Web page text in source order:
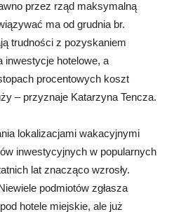
przez rząd maksymalną
ma od grudnia br.
trudności z pozyskaniem
inwestycje hotelowe, a
procentowych koszt
– przyznaje Katarzyna Tencza.
lokalizacjami wakacyjnymi
inwestycyjnych w popularnych
lat znacząco wzrosły.
podmiotów zgłasza
hotele miejskie, ale już